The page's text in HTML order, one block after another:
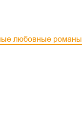
любовные романы